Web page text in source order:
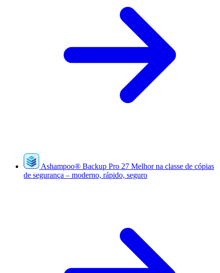
Ashampoo® Backup Pro 27 Melhor na classe de cópias
de segurança – moderno, rápido, seguro